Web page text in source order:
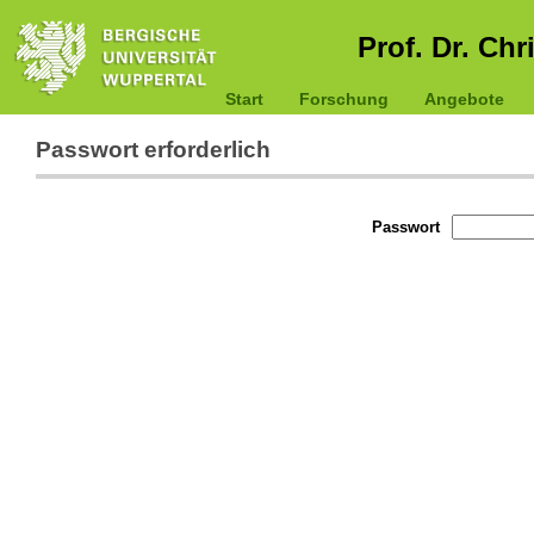
Prof. Dr.
Start Forschung Angebote
Passwort erforderlich
Passwort